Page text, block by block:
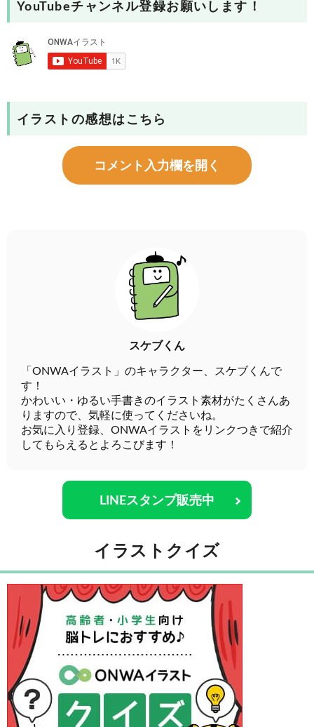
YouTubeチャンネル登録お願いします！
イラストの感想はこちら
コメント入力欄を開く
スケブくん
「ONWAイラスト」のキャラクター、スケブくんで
す！
かわいい・ゆるい手書きのイラスト素材がたくさんあ
りますので、気軽に使ってくださいね。
お気に入り登録、ONWAイラストをリンクつきで紹介
してもらえるとよろこびます！
LINEスタンプ販売中
イラストクイズ